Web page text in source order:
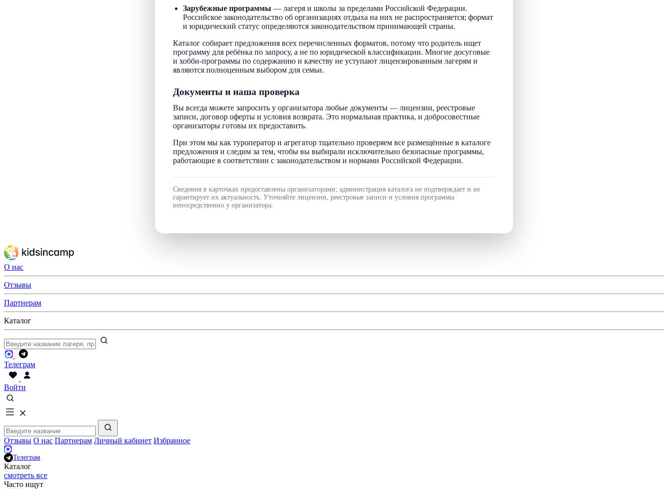
Зарубежные программы — лагеря и школы за пределами Российской Федерации.
Российское законодательство об организациях отдыха на них не распространяется; формат
и юридический статус определяются законодательством принимающей страны.
Каталог собирает предложения всех перечисленных форматов, потому что родитель ищет
программу для ребёнка по запросу, а не по юридической классификации. Многие досуговые
и хобби-программы по содержанию и качеству не уступают лицензированным лагерям и
являются полноценным выбором для семьи.
Документы и наша проверка
Вы всегда можете запросить у организатора любые документы — лицензии, реестровые
записи, договор оферты и условия возврата. Это нормальная практика, и добросовестные
организаторы готовы их предоставить.
При этом мы как туроператор и агрегатор тщательно проверяем все размещённые в каталоге
предложения и следим за тем, чтобы вы выбирали исключительно безопасные программы,
работающие в соответствии с законодательством и нормами Российской Федерации.
Сведения в карточках предоставлены организаторами; администрация каталога не подтверждает и не
гарантирует их актуальность. Уточняйте лицензии, реестровые записи и условия программы
непосредственно у организатора.
О нас
Отзывы
Партнерам
Каталог
Телеграм
Войти
Отзывы О нас Партнерам Личный кабинет Избранное
Телеграм
Каталог
смотреть все
Часто ищут